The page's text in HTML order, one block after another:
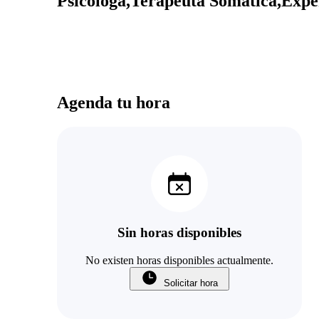
Agenda tu hora
Sin horas disponibles
No existen horas disponibles actualmente.
Solicitar hora